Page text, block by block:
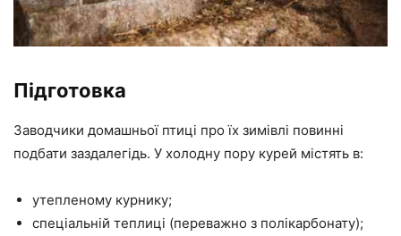
Підготовка
Заводчики домашньої птиці про їх зимівлі повинні
подбати заздалегідь. У холодну пору курей містять в:
утепленому курнику;
спеціальній теплиці (переважно з полікарбонату);